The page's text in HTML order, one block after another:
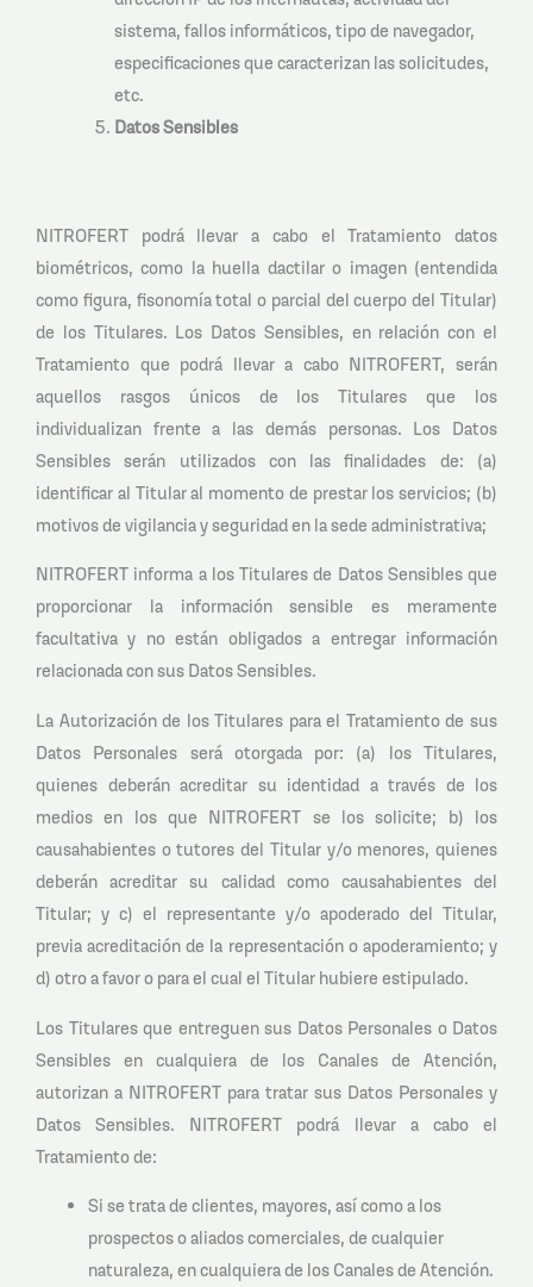
sistema, fallos informáticos, tipo de navegador,
especificaciones que caracterizan las solicitudes,
etc.
Datos Sensibles
NITROFERT podrá llevar a cabo el Tratamiento datos
biométricos, como la huella dactilar o imagen (entendida
como figura, fisonomía total o parcial del cuerpo del Titular)
de los Titulares. Los Datos Sensibles, en relación con el
Tratamiento que podrá llevar a cabo NITROFERT, serán
aquellos rasgos únicos de los Titulares que los
individualizan frente a las demás personas. Los Datos
Sensibles serán utilizados con las finalidades de: (a)
identificar al Titular al momento de prestar los servicios; (b)
motivos de vigilancia y seguridad en la sede administrativa;
NITROFERT informa a los Titulares de Datos Sensibles que
proporcionar la información sensible es meramente
facultativa y no están obligados a entregar información
relacionada con sus Datos Sensibles.
La Autorización de los Titulares para el Tratamiento de sus
Datos Personales será otorgada por: (a) los Titulares,
quienes deberán acreditar su identidad a través de los
medios en los que NITROFERT se los solicite; b) los
causahabientes o tutores del Titular y/o menores, quienes
deberán acreditar su calidad como causahabientes del
Titular; y c) el representante y/o apoderado del Titular,
previa acreditación de la representación o apoderamiento; y
d) otro a favor o para el cual el Titular hubiere estipulado.
Los Titulares que entreguen sus Datos Personales o Datos
Sensibles en cualquiera de los Canales de Atención,
autorizan a NITROFERT para tratar sus Datos Personales y
Datos Sensibles. NITROFERT podrá llevar a cabo el
Tratamiento de:
Si se trata de clientes, mayores, así como a los
prospectos o aliados comerciales, de cualquier
naturaleza, en cualquiera de los Canales de Atención.